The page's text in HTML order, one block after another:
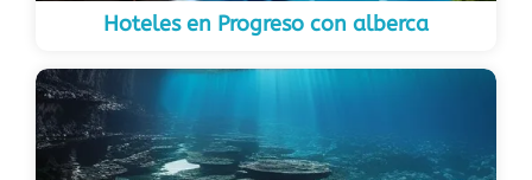
Hoteles en Progreso con alberca